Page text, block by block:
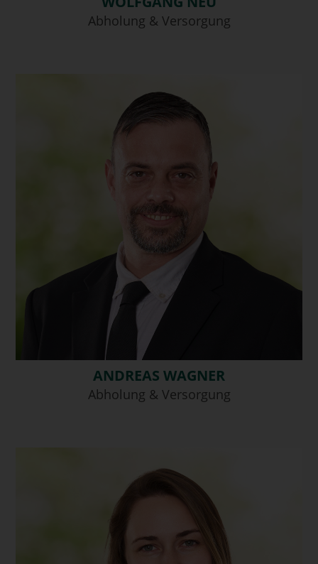
Abholung & Versorgung
ANDREAS WAGNER
Abholung & Versorgung